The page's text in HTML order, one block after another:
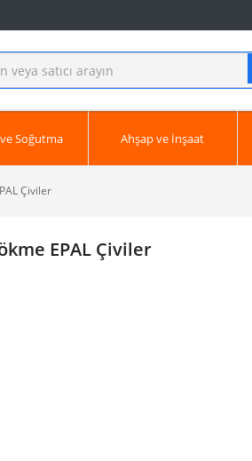
Soğutma Ahşap ve İnşaat
Çiviler
EPAL Çiviler